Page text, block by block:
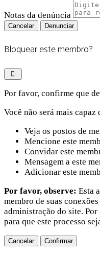
Notas da denúncia
Denunciar
Bloquear este membro?
Por favor, confirme que
Você não será mais capaz
Veja os postos de
Mencione este
Convidar este
Mensagem a este
Adicionar este
Por favor, observe: Esta
membro de suas
administração do site.
para que este processo
Confirmar